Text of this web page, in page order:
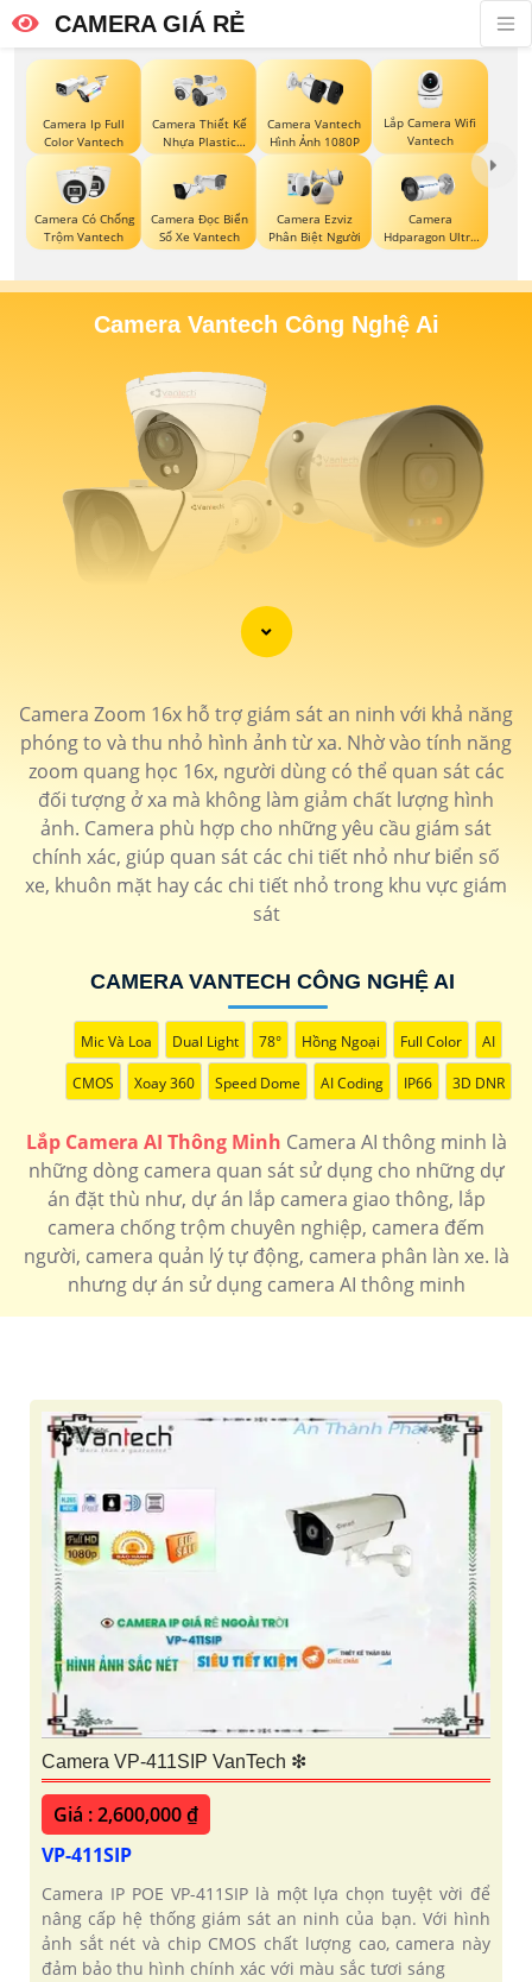
CAMERA GIÁ RẺ
Camera Ip Full
Color Vantech
Camera Thiết Kế
Nhựa Plastic
Vantech
Camera Vantech
Hình Ảnh 1080P
Lắp Camera Wifi
Vantech
Camera Có Chống
Trộm Vantech
Camera Đọc Biển
Số Xe Vantech
Camera Ezviz
Phân Biệt Người
Camera
Hdparagon Ultra
2K
Camera Vantech Công Nghệ Ai
'
Camera Zoom 16x hỗ trợ giám sát an ninh với khả năng
phóng to và thu nhỏ hình ảnh từ xa. Nhờ vào tính năng
zoom quang học 16x, người dùng có thể quan sát các
đối tượng ở xa mà không làm giảm chất lượng hình
ảnh. Camera phù hợp cho những yêu cầu giám sát
chính xác, giúp quan sát các chi tiết nhỏ như biển số
xe, khuôn mặt hay các chi tiết nhỏ trong khu vực giám
sát
CAMERA VANTECH CÔNG NGHỆ AI
Mic Và Loa Dual Light 78° Hồng Ngoại Full Color AI
CMOS Xoay 360 Speed Dome AI Coding IP66 3D DNR
Lắp Camera AI Thông Minh Camera AI thông minh là
những dòng camera quan sát sử dụng cho những dự
án đặt thù như, dự án lắp camera giao thông, lắp
camera chống trộm chuyên nghiệp, camera đếm
người, camera quản lý tự động, camera phân làn xe. là
nhưng dự án sử dụng camera AI thông minh
Camera VP-411SIP VanTech ❇
Giá : 2,600,000 ₫
VP-411SIP
Camera IP POE VP-411SIP là một lựa chọn tuyệt vời để
nâng cấp hệ thống giám sát an ninh của bạn. Với hình
ảnh sắt nét và chip CMOS chất lượng cao, camera này
đảm bảo thu hình chính xác với màu sắc tươi sáng